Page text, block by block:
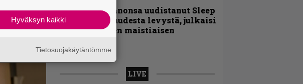
Kokoonpanonsa uudistanut Sleep
tiedottaa uudesta levystä, julkaisi
myös uuden maistiaisen
LIVE
Hyväksyn kaikki
Tietosuojakäytäntömme